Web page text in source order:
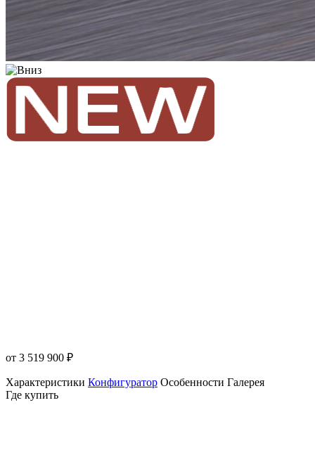
от 3 519 900 ₽
Характеристики Конфигуратор Особенности Галерея
Где купить